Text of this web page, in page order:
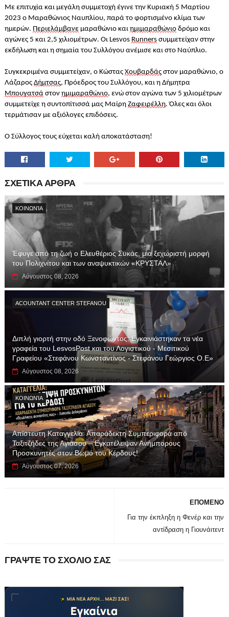
Με επιτυχία και μεγάλη συμμετοχή έγινε την Κυριακή 5 Μαρτίου
2023 ο Μαραθώνιος Ναυπλίου, παρά το φορτισμένο κλίμα των
ημερών. Περιελάμβανε μαραθώνιο και ημιμαραθώνιο δρόμο και
αγώνες 5 και 2,5 χιλιομέτρων. Οι Lesvos Runners συμμετείχαν στην
εκδήλωση και η σημαία του Συλλόγου ανέμισε και στο Ναύπλιο.
Συγκεκριμένα συμμετείχαν, ο Κώστας Χουβαρδάς στον μαραθώνιο, ο
Λάζαρος Δήμτσας
, Πρόεδρος του Συλλόγου, και η Δήμητρα
Μπουγατσά στον ημιμαραθώνιο, ενώ στον αγώνα των 5 χιλιομέτρων
συμμετείχε η συντοπίτισσά μας Μαίρη Ζαφειρέλλη. Όλες και όλοι
τερμάτισαν με αξιόλογες επιδόσεις.
Ο Σύλλογος τους εύχεται καλή αποκατάσταση!
ΣΧΕΤΙΚΑ ΑΡΘΡΑ
ΚΟΙΝΩΝΊΑ
Έφυγε από τη ζωή ο Ελευθέριος Συκάς, μια ξεχωριστή μορφή
του Πολιχνίτου και των αναψυκτικών «ΚΡΥΣΤΑΛ»
Αύγουστος 08, 2026
ACOUNTANT CENTER STEFANOU
Διπλή γιορτή στην οδό Ξενοφώντος: Εγκαινιάστηκαν τα νέα
γραφεία του LesvosPost και του Λογιστικού - Μεσιτικού
Γραφείου «Στεφάνου Κωνσταντίνος - Στεφάνου Γεώργιος Ο.Ε»
Αύγουστος 08, 2026
ΚΟΙΝΩΝΊΑ
Απίστευτη Καταγγελία: Απαράδεκτη Συμπεριφορά από
Ταξιτζήδες της Αγιάσου – Εγκατέλειψαν Ανήμπορους
Προσκυνητές στον Βωμό του Κέρδους!
Αύγουστος 07, 2026
ΕΠΟΜΕΝΟ
Για την έκπληξη η Φενέρ και την
αντίδραση η Γιουνάιτεντ
ΓΡΑΨΤΕ ΤΟ ΣΧΟΛΙΟ ΣΑΣ